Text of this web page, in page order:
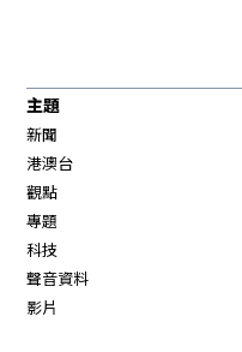
主題
新聞
港澳台
觀點
專題
科技
聲音資料
影片